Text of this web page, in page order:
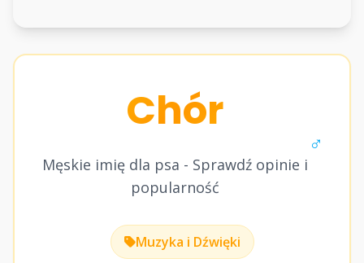
Chór
Męskie imię dla psa - Sprawdź opinie i
popularność
♂
Muzyka i Dźwięki